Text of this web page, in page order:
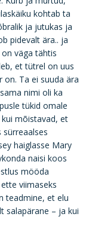
kohtab ta
ja jutukas ja
pidevalt ära.. ja
väga tähtis
et tütrel on uus
on. Ta ei suuda ära
nimi oli ka
tükid omale
mõistavad, et
sürreaalses
haiglasse Mary
naisi koos
mööda
viimaseks
teadmine, et elu
salapärane – ja kui